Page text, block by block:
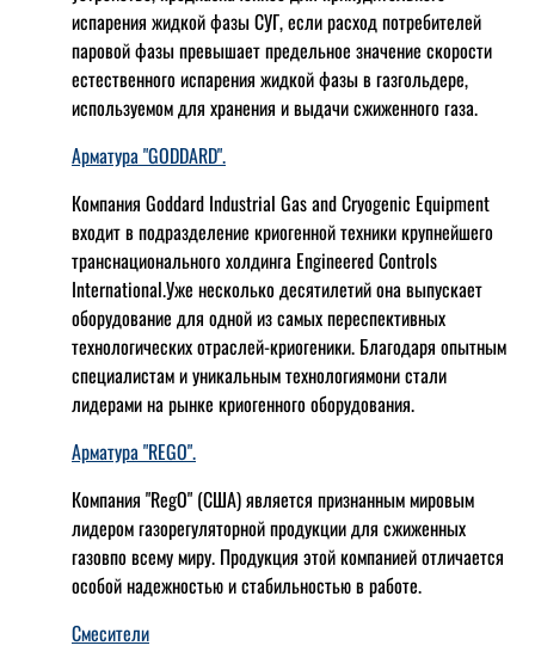
испарения жидкой фазы СУГ, если расход потребителей
паровой фазы превышает предельное значение скорости
естественного испарения жидкой фазы в газгольдере,
используемом для хранения и выдачи сжиженного газа.
Арматура "GODDARD".
Компания Goddard Industrial Gas and Cryogenic Equipment
входит в подразделение криогенной техники крупнейшего
транснационального холдинга Engineered Controls
International.Уже несколько десятилетий она выпускает
оборудование для одной из самых переспективных
технологических отраслей-криогеники. Благодаря опытным
специалистам и уникальным технологиямони стали
лидерами на рынке криогенного оборудования.
Арматура "REGO".
Компания "RegO" (США) является признанным мировым
лидером газорегуляторной продукции для сжиженных
газовпо всему миру. Продукция этой компанией отличается
особой надежностью и стабильностью в работе.
Смесители